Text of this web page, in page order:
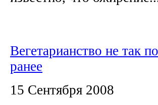
Вегетарианство не так
ранее
15 Сентября 2008